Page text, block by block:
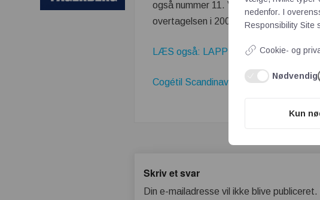
også nummer 11. Virksomheden er
overtagelsen i 2008.
LÆS også: LAPP – Vogn til
Cogétil Scandinavia udvider og køber
Skriv et svar
Din e-mailadresse vil ikke blive publiceret.
nedenfor. I
Responsibility Site
Cookie- og
Nødvendig
Kun